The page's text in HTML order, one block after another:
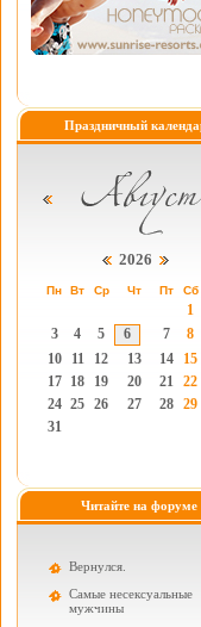
Праздничный
2026
Пн Вт Ср Чт Пт Сб
1
3
4 5 6 7 8
10
11 12 13 14 15
17
18 19 20 21 22
24 25 26 27 28 29
31
Читайте на форуме
Вернулся.
Самые несексуальные
мужчины